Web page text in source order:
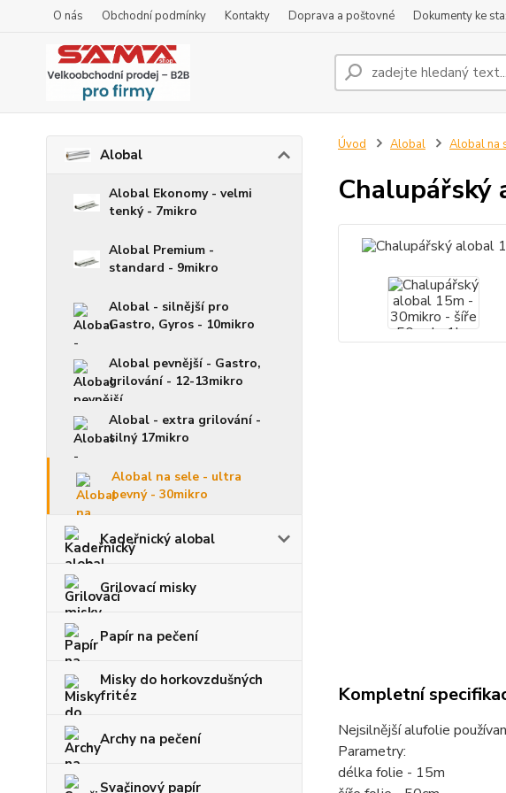
O nás Obchodní podmínky Kontakty Doprava a poštovné Dokumenty ke
Alobal
Alobal Ekonomy - velmi
tenký - 7mikro
Alobal Premium -
standard - 9mikro
Alobal - silnější pro
Gastro, Gyros - 10mikro
Alobal pevnější - Gastro,
grilování - 12-13mikro
Alobal - extra grilování -
silný 17mikro
Alobal na sele - ultra
pevný - 30mikro
Kadeřnický alobal
Grilovací misky
Papír na pečení
Misky do horkovzdušných
fritéz
Archy na pečení
Svačinový papír
Úvod Alobal Alobal na
Chalupářský
Kompletní
Nejsilnější alufolie
Parametry:
délka folie - 15m